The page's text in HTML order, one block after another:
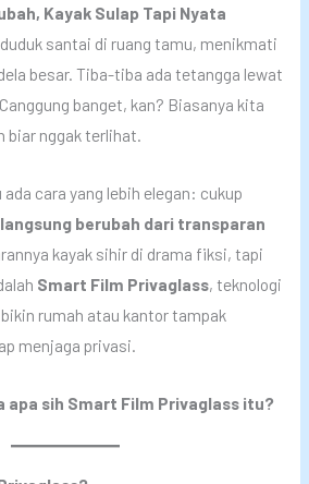
Kayak Sulap Tapi Nyata
santai di ruang tamu, menikmati
besar. Tiba-tiba ada tetangga lewat
banget, kan? Biasanya kita
biar nggak terlihat.
cara yang lebih elegan: cukup
berubah dari transparan
kayak sihir di drama fiksi, tapi
Smart Film Privaglass, teknologi
rumah atau kantor tampak
menjaga privasi.
apa sih Smart Film Privaglass itu?